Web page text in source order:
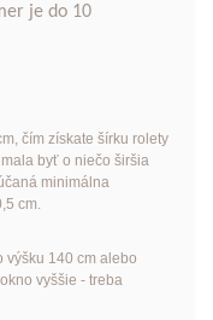
je do 10
čím získate šírku rolety
byť o niečo širšia
minimálna
cm.
výšku 140 cm alebo
vyššie - treba